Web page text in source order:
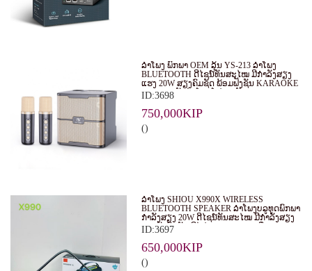
ລຳໂພງ ພົກພາ OEM ລຸ້ນ YS-213 ລຳໂພງ
BLUETOOTH ດີໄຊນ໌ທັນສະໄໝ ມີກຳລັງສຽງ
ແຮງ 20W ສຽງຄົມຊັດ ພ້ອມຟັງຊັນ KARAOKE
ແລະ ຮອງຮັບໄມໂຄຣໂຟນ 2 ອັນ
ID:3698
750,000KIP
()
ລຳໂພງ SHIOU X990X WIRELESS
BLUETOOTH SPEAKER ລຳໂພງບລູທູດພົກພາ
ກຳລັງສຽງ 20W ດີໄຊນ໌ທັນສະໄໝ ມີກຳລັງສຽງ
ແຮງດັງຄົມຊັດ ມີໄຟ RGB LIGHT ເພີ່ມ
ບັນຍາກາດໃນທຸກງານ
ID:3697
650,000KIP
()